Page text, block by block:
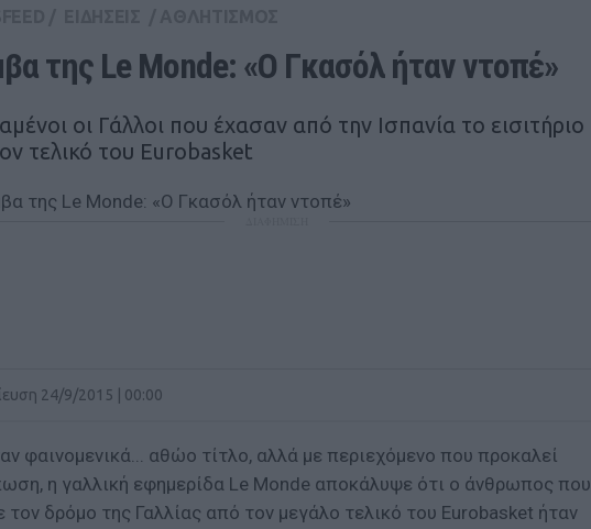
της Le Monde: «Ο Γκασόλ ήταν ντοπέ»
οι Γάλλοι που έχασαν από την Ισπανία το εισιτήριο
τελικό του Eurobasket
24/9/2015 | 00:00
φαινομενικά... αθώο τίτλο, αλλά με περιεχόμενο που προκαλεί
η γαλλική εφημερίδα Le Monde αποκάλυψε ότι ο άνθρωπος που
τον δρόμο της Γαλλίας από τον μεγάλο τελικό του Eurobasket ήταν